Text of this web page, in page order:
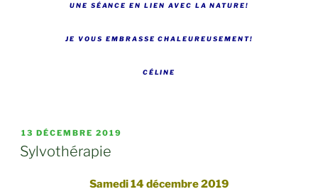
UNE SÉANCE EN LIEN AVEC LA NATURE!
JE VOUS EMBRASSE CHALEUREUSEMENT!
CÉLINE
PUBLIÉ
LE
13 DÉCEMBRE 2019
Sylvothérapie
Samedi 14 décembre 2019